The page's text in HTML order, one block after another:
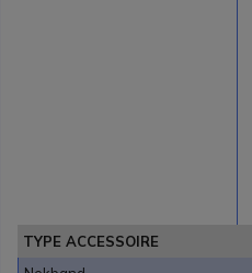
TYPE ACCESSOIRE